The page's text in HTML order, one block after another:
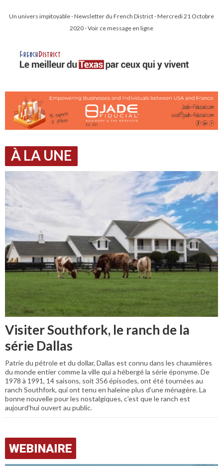
Un univers impitoyable - Newsletter du French District - Mercredi 21 Octobre
2020 - Voir ce message en ligne
À LA UNE
Visiter Southfork, le ranch de la
série Dallas
Patrie du pétrole et du dollar, Dallas est connu dans les chaumières
du monde entier comme la ville qui a hébergé la série éponyme. De
1978 à 1991, 14 saisons, soit 356 épisodes, ont été tournées au
ranch Southfork, qui ont tenu en haleine plus d’une ménagère. La
bonne nouvelle pour les nostalgiques, c’est que le ranch est
aujourd’hui ouvert au public.
WEBINAIRE